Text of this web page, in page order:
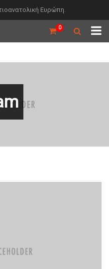
Ευρώπη.
0